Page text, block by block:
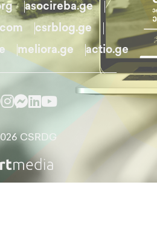
asocireba.ge
csrblog.ge
meliora.ge actio.ge
CSRDG